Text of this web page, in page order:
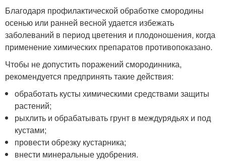
Благодаря профилактической обработке смородины
осенью или ранней весной удается избежать
заболеваний в период цветения и плодоношения, когда
применение химических препаратов противопоказано.
Чтобы не допустить поражений смородинника,
рекомендуется предпринять такие действия:
обработать кусты химическими средствами защиты
растений;
рыхлить и обрабатывать грунт в междурядьях и под
кустами;
провести обрезку кустарника;
внести минеральные удобрения.